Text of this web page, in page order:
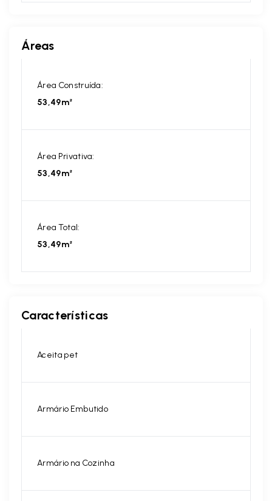
Áreas
Área Construída:
53,49m²
Área Privativa:
53,49m²
Área Total:
53,49m²
Características
Aceita pet
Armário Embutido
Armário na Cozinha